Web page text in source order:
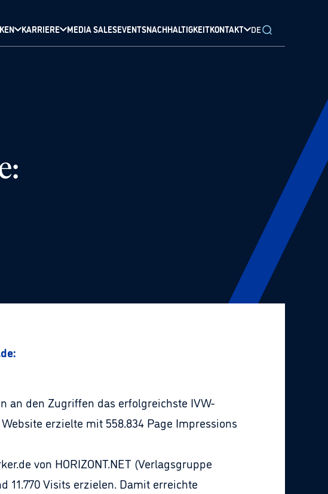
KARRIERE MEDIA SALESEVENTSNACHHALTIGKEITKONTAKT DE
an den Zugriffen das erfolgreichste IVW-
erzielte mit 558.834 Page Impressions
von HORIZONT.NET (Verlagsgruppe
11.770 Visits erzielen. Damit erreichte